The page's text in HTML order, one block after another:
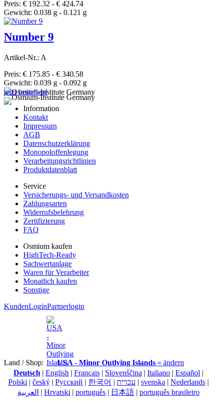
Preis: € 192.32 - € 424.74
Gewicht: 0.038 g - 0.121 g
Number 9
Artikel-Nr.: A
Preis: € 175.85 - € 340.58
Gewicht: 0.039 g - 0.092 g
jetzt bestellen!
Information
Kontakt
Impressum
AGB
Datenschutzerklärung
Monopoloffenlegung
Verarbeitungsrichtlinien
Produktdatenblatt
Service
Versicherungs- und Versandkosten
Zahlungsarten
Widerrufsbelehrung
Zertifizierung
FAQ
Osmium kaufen
HighTech-Ready
Sachwertanlage
Waren für Verarbeiter
Monatlich kaufen
Sonstige
KundenLoginPartnerlogin
Land / Shop: USA - Minor Outlying Islands » ändern
Deutsch | English | Français | Slovenščina | Italiano | Español |
Polski | český | Pусский | 한국어 | עברית | svenska | Nederlands |
العربية | Hrvatski | português | 日本語 | português brasileiro